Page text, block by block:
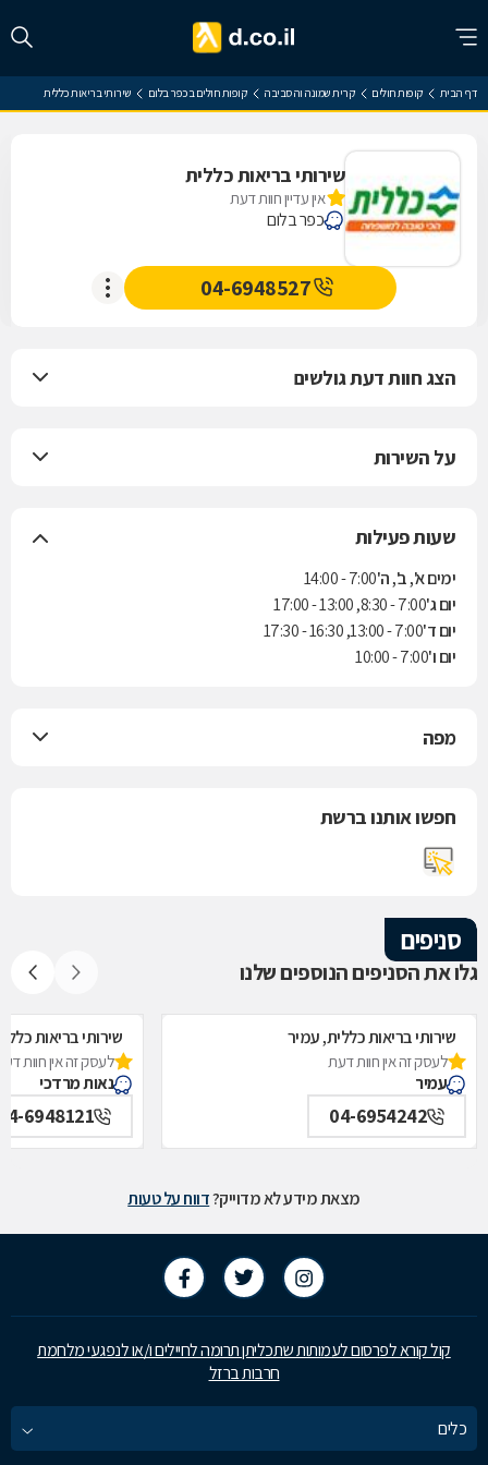
דף הבית קופות חולים קרית שמונה והסביבה קופות חולים בכפר בלום שירותי בריאות כללית
שירותי בריאות כללית
אין עדיין חוות דעת
כפר בלום
04-6948527
הצג חוות דעת גולשים
על השירות
שעות פעילות
ימים א', ב', ה'7:00 - 14:00
יום ג'7:00 - 8:30, 13:00 - 17:00
יום ד'7:00 - 13:00, 16:30 - 17:30
יום ו'7:00 - 10:00
מפה
חפשו אותנו ברשת
סניפים
גלו את הסניפים הנוספים שלנו
שירותי בריאות כללית, עמיר
לעסק זה אין חוות דעת
עמיר
04-6954242
שירותי בריאות
לעסק זה אין חוות
נאות מרדכי
6948121
מצאת מידע לא מדוייק?דווח על טעות
קול קורא לפרסום לעמותות שתכליתן תרומה לחיילים ו/או לנפגעי מלחמת
חרבות ברזל
כלים